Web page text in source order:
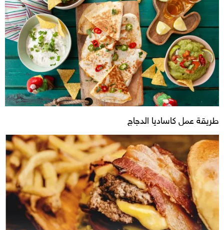
طريقة عمل كاساديا الدجاج